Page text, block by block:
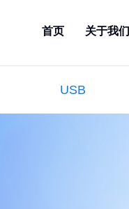
首页 关于我们
USB